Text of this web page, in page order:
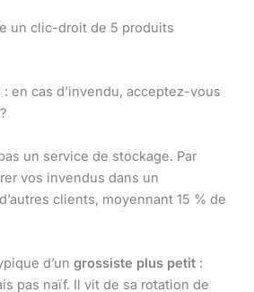
un clic-droit de 5 produits
en cas d’invendu, acceptez-vous
un service de stockage. Par
vos invendus dans un
clients, moyennant 15 % de
d’un grossiste plus petit:
pas naïf. Il vit de sa rotation de